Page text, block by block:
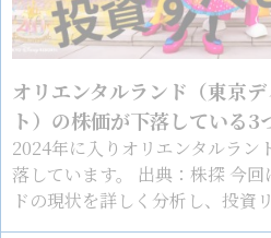
オリエンタルランド（東京
ト）の株価が下落している3
2024年に入りオリエンタルラン
落しています。 出典：株探 今
ドの現状を詳しく分析し、投資